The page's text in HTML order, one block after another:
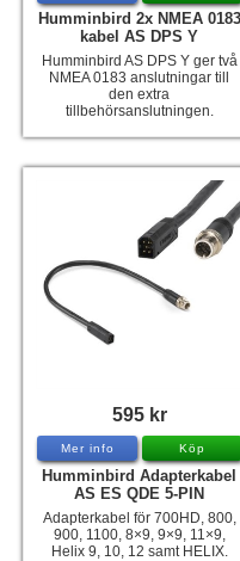
Varta - Batterier
Victron - Batteriladdare
CTEK - Batteriladdare
Webasto - Dieselvärmare
Kamasa Tools - Verktyg
Calix - Packline - Takboxar
Thule - Takboxar
Thule - Lasthållare
LAGERRENSING
Humminbird 2x NMEA 0183
kabel AS DPS Y
Humminbird AS DPS Y ger två
NMEA 0183 anslutningar till
den extra
tillbehörsanslutningen.
595 kr
Mer info Köp
Humminbird Adapterkabel
AS ES QDE 5-PIN
Adapterkabel för 700HD, 800,
900, 1100, 8×9, 9×9, 11×9,
Helix 9, 10, 12 samt HELIX.